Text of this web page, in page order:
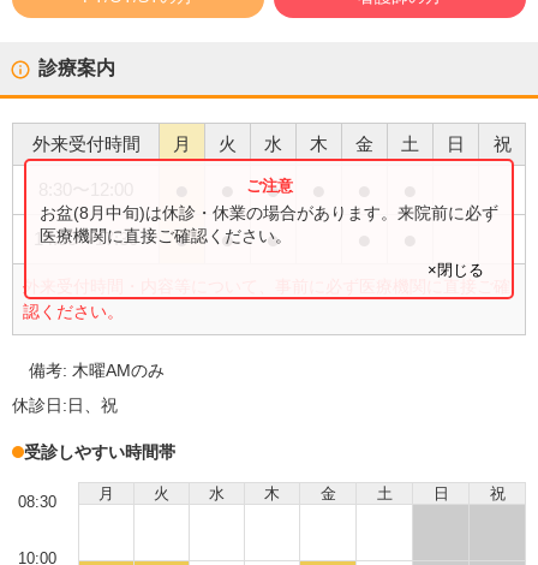
診療案内
外来受付時間 月 火 水 木 金 土 日 祝
●
14:30〜17:30 ● ● ●
外来受付時間・内容等について、事前に必ず医療機関に直接ご確
認ください。
お盆(8月中旬)は休診・休業の場合があります。来院前に必ず
医療機関に直接ご確認ください。
×閉じる
備考: 木曜AMのみ
休診日:日、祝
受診しやすい時間帯
月 火 水 木 金 土 日 祝
08:30
10:00